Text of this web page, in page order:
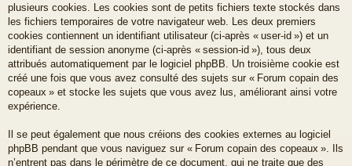
plusieurs cookies. Les cookies sont de petits fichiers texte stockés dans
les fichiers temporaires de votre navigateur web. Les deux premiers
cookies contiennent un identifiant utilisateur (ci-après « user-id ») et un
identifiant de session anonyme (ci-après « session-id »), tous deux
attribués automatiquement par le logiciel phpBB. Un troisième cookie est
créé une fois que vous avez consulté des sujets sur « Forum copain des
copeaux » et stocke les sujets que vous avez lus, améliorant ainsi votre
expérience.
Il se peut également que nous créions des cookies externes au logiciel
phpBB pendant que vous naviguez sur « Forum copain des copeaux ». Ils
n’entrent pas dans le périmètre de ce document, qui ne traite que des